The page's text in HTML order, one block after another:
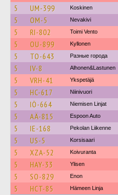
5 UM-399 Koskinen
5 OM-5 Nevakivi
5 RI-802 Toimi Vento
5 OU-899 Kyllonen
5 TO-643 Разные города
5 IV-8 Alhonen&Lastunen
5 VRH-41 Ykspetäjä
5 HC-617 Niinivuori
5 IÖ-664 Niemisen Linjat
5 AÄ-815 Espoon Auto
5 IE-168 Pekolan Liikenne
5 US-5 Korsisaari
5 XZA-52 Koivuranta
5 HAY-33 Ylisen
5 SO-829 Enon
5 HCT-85 Hämeen Linja